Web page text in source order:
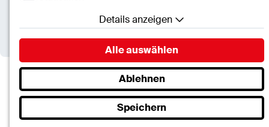
das Verbundkrankenhaus
Bernkastel/Wittlich
cusanus trägergesellschaft trier mbH
Zwei Auszeichnungen für das Verbundkrankenhaus…
Details anzeigen
Notwendige Cookies
Essenzielle Cookies ermöglichen grundlegende
Funktionen und sind für die einwandfreie Funktion
der Website erforderlich.
SC.Cookie
Alle auswählen
Ablehnen
Speichern